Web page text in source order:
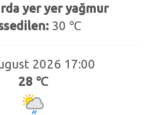
yer yer yağmur
30 ℃
2026 17:00
28 ℃